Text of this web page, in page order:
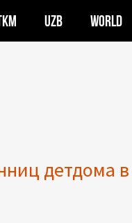
UZB WORLD
детдома в